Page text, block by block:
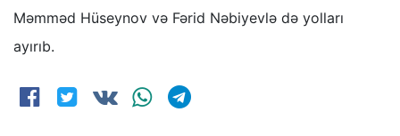
Məmməd Hüseynov və Fərid Nəbiyevlə də yolları
ayırıb.